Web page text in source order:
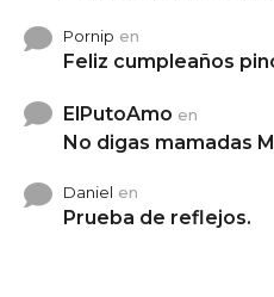
Pornip en
Feliz cumpleaños
ElPutoAmo en
No digas mamadas
Daniel en
Prueba de reflejos.